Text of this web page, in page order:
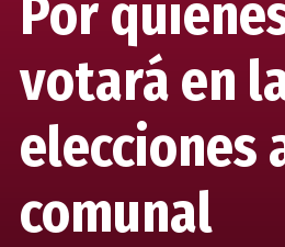
Por
votará en
elecciones
comunal